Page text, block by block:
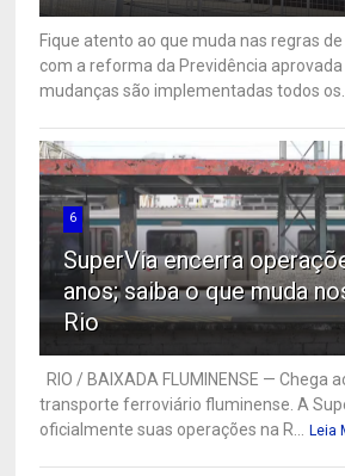
Fique atento ao que muda nas regras
com a reforma da Previdência aprovada
mudanças são implementadas todos os...
6
SuperVia encerra
anos; saiba o que muda
Rio
RIO / BAIXADA FLUMINENSE — Chega
transporte ferroviário fluminense. A
oficialmente suas operações na R...
Leia